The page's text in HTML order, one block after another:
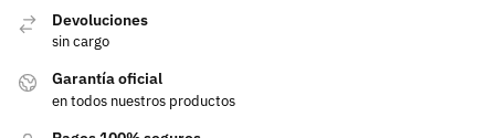
Devoluciones
sin cargo
Garantía oficial
en todos nuestros productos